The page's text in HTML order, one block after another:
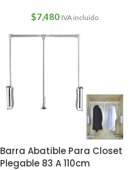
$7,480 IVA incluido
Barra Abatible Para Closet
Plegable 83 A 110cm